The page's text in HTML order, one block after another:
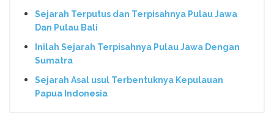
Sejarah Terputus dan Terpisahnya Pulau Jawa
Dan Pulau Bali
Inilah Sejarah Terpisahnya Pulau Jawa Dengan
Sumatra
Sejarah Asal usul Terbentuknya Kepulauan
Papua Indonesia